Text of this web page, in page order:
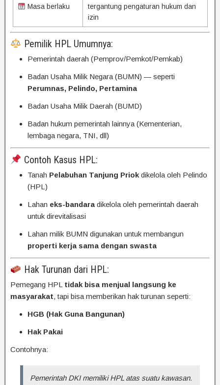
Masa berlaku
tergantung pengaturan hukum dan
izin
Pemilik HPL Umumnya:
Pemerintah daerah (Pemprov/Pemkot/Pemkab)
Badan Usaha Milik Negara (BUMN) — seperti
Perumnas, Pelindo, Pertamina
Badan Usaha Milik Daerah (BUMD)
Badan hukum pemerintah lainnya (Kementerian,
lembaga negara, TNI, dll)
Contoh Kasus HPL:
Tanah Pelabuhan Tanjung Priok dikelola oleh Pelindo
(HPL)
Lahan eks-bandara dikelola oleh pemerintah daerah
untuk direvitalisasi
Lahan milik BUMN digunakan untuk membangun
properti kerja sama dengan swasta
Hak Turunan dari HPL:
Pemegang HPL tidak bisa menjual langsung ke
masyarakat, tapi bisa memberikan hak turunan seperti:
HGB (Hak Guna Bangunan)
Hak Pakai
Contohnya:
Pemerintah DKI memiliki HPL atas suatu kawasan.